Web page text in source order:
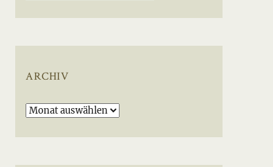
ARCHIV
Archiv